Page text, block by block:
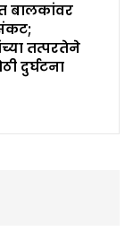
बालकांवर
तत्परतेने
दुर्घटना